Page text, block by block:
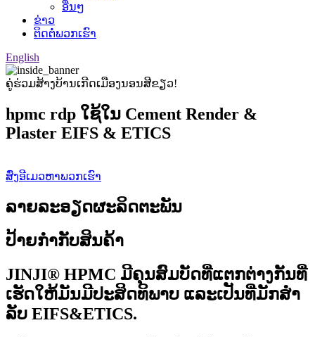
ອື່ນໆ
ຂ່າວ
ຕິດຕໍ່ພວກເຮົາ
English
ຄູ່ຮ່ວມສ້າງບ້ານເກີດເມືອງນອນສີຂຽວ!
hpmc rdp ໃຊ້ໃນ Cement Render &
Plaster EIFS & ETICS
ສົ່ງອີເມວຫາພວກເຮົາ
ລາຍລະອຽດຜະລິດຕະພັນ
ປ້າຍກຳກັບສິນຄ້າ
JINJI® HPMC ມີຄຸນສົມບັດທີ່ແຕກຕ່າງກັນທີ່
ເຮັດໃຫ້ມັນມີປະສິດທິພາບ ແລະເປັນທີ່ມັກສໍາ
ລັບ EIFS&ETICS.